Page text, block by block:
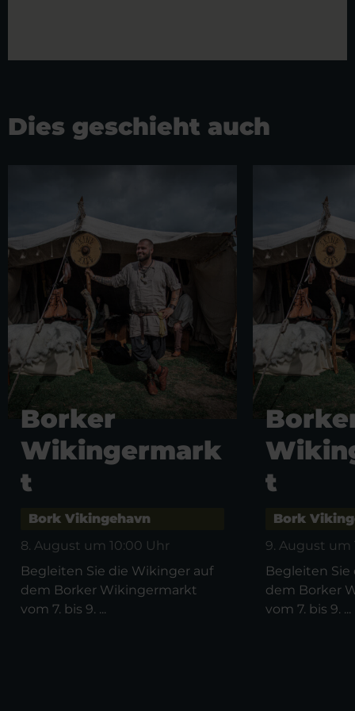
Dies geschieht auch
Borker
Wikingermark
t
Bork Vikingehavn
8. August um 10:00 Uhr
Begleiten Sie die Wikinger auf
dem Borker Wikingermarkt
vom 7. bis 9. ...
t
Bork
9. August um
Begleiten
dem Borker
vom 7. bis 9. ...